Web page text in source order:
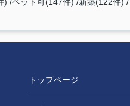
トップページ